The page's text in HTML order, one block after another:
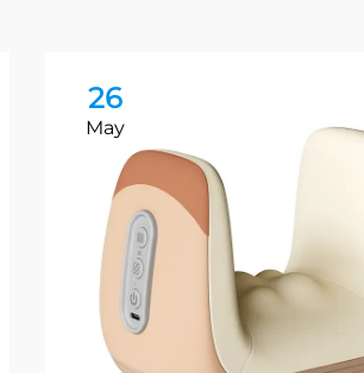
26
May